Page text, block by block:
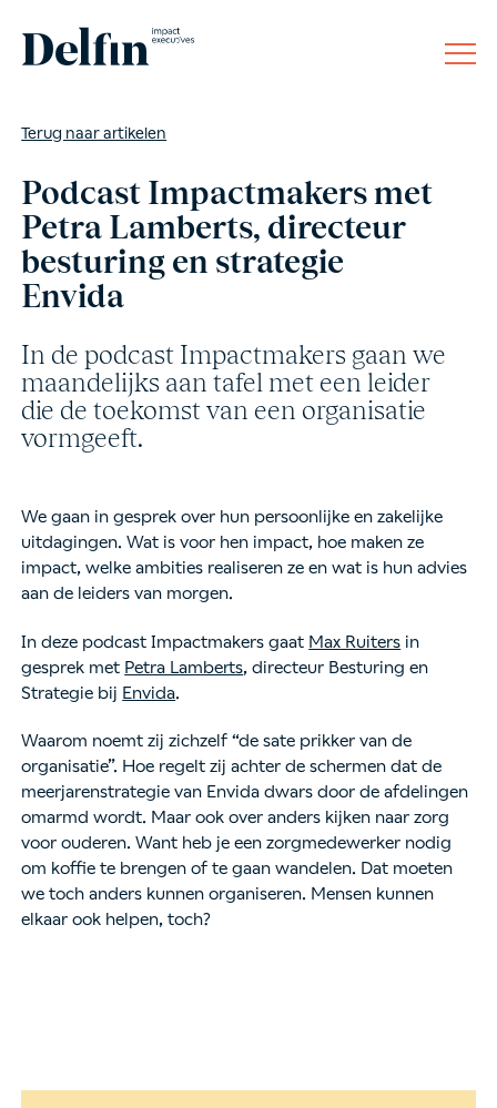
Terug naar artikelen
Podcast Impactmakers met
Petra Lamberts, directeur
besturing en strategie
Envida
In de podcast Impactmakers gaan we
maandelijks aan tafel met een leider
die de toekomst van een organisatie
vormgeeft.
We gaan in gesprek over hun persoonlijke en zakelijke
uitdagingen. Wat is voor hen impact, hoe maken ze
impact, welke ambities realiseren ze en wat is hun advies
aan de leiders van morgen.
In deze podcast Impactmakers gaat Max Ruiters in
gesprek met Petra Lamberts, directeur Besturing en
Strategie bij Envida.
Waarom noemt zij zichzelf “de sate prikker van de
organisatie”. Hoe regelt zij achter de schermen dat de
meerjarenstrategie van Envida dwars door de afdelingen
omarmd wordt. Maar ook over anders kijken naar zorg
voor ouderen. Want heb je een zorgmedewerker nodig
om koffie te brengen of te gaan wandelen. Dat moeten
we toch anders kunnen organiseren. Mensen kunnen
elkaar ook helpen, toch?